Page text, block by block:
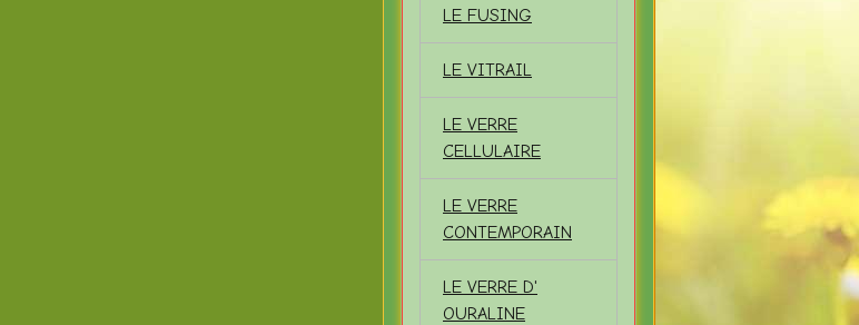
LE FUSING
LE VITRAIL
LE VERRE
CELLULAIRE
LE VERRE
CONTEMPORAIN
LE VERRE D'
OURALINE